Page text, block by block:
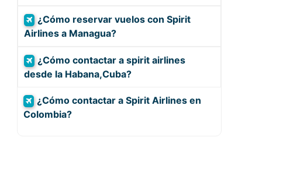
¿Cómo reservar vuelos con Spirit
Airlines a Managua?
¿Cómo contactar a spirit airlines
desde la Habana,Cuba?
¿Cómo contactar a Spirit Airlines en
Colombia?